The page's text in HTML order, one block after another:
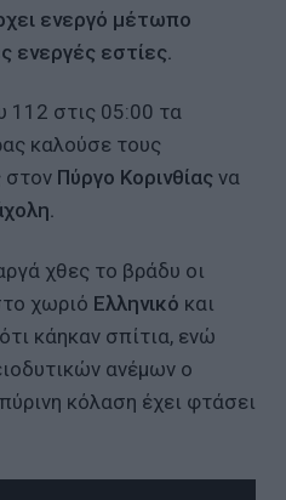
ενεργό μέτωπο
ενεργές εστίες.
112 στις 05:00 τα
καλούσε τους
στον Πύργο Κορινθίας να
χθες το βράδυ οι
χωριό Ελληνικό και
κάηκαν σπίτια, ενώ
ανέμων ο
κόλαση έχει φτάσει